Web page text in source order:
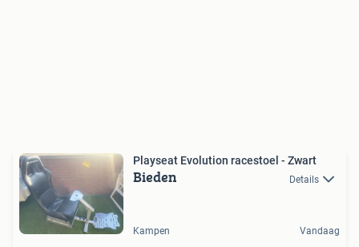
Playseat Evolution racestoel - Zwart
Bieden Details
Kampen Vandaag